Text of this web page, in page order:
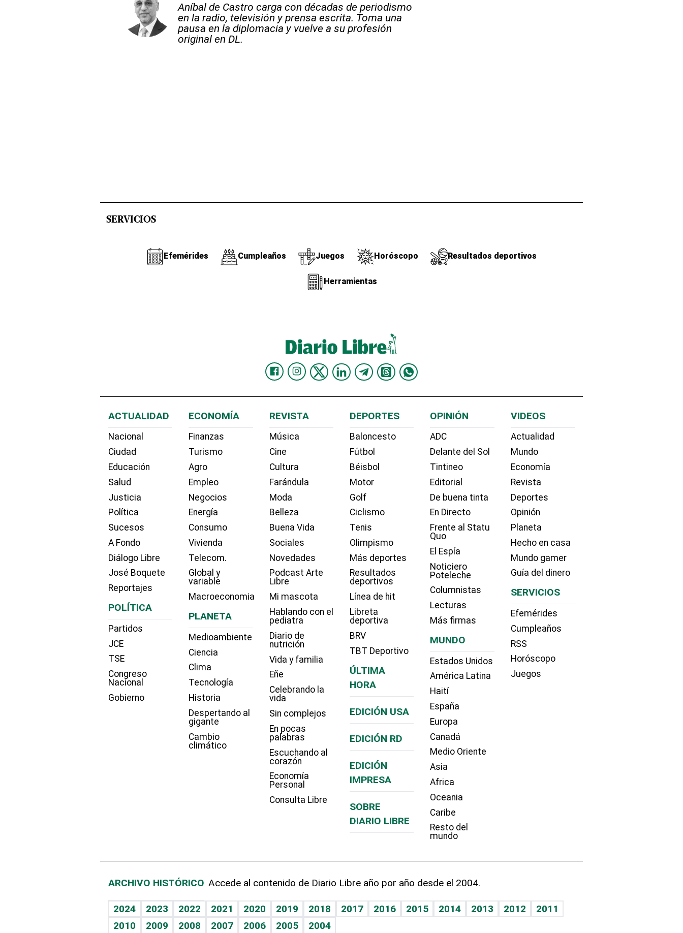
Aníbal de Castro carga con décadas de periodismo
en la radio, televisión y prensa escrita. Toma una
pausa en la diplomacia y vuelve a su profesión
original en DL.
SERVICIOS
Efemérides Cumpleaños Juegos Horóscopo Resultados deportivos
Herramientas
ACTUALIDAD
Nacional
Ciudad
Educación
Salud
Justicia
Política
Sucesos
A Fondo
Diálogo Libre
José Boquete
Reportajes
POLÍTICA
Partidos
JCE
TSE
Congreso
Nacional
Gobierno
ECONOMÍA
Finanzas
Turismo
Agro
Empleo
Negocios
Energía
Consumo
Vivienda
Telecom.
Global y
variable
Macroeconomia
PLANETA
Medioambiente
Ciencia
Clima
Tecnología
Historia
Despertando al
gigante
Cambio
climático
REVISTA
Música
Cine
Cultura
Farándula
Moda
Belleza
Buena Vida
Sociales
Novedades
Podcast Arte
Libre
Mi mascota
Hablando con el
pediatra
Diario de
nutrición
Vida y familia
Eñe
Celebrando la
vida
Sin complejos
En pocas
palabras
Escuchando al
corazón
Economía
Personal
Consulta Libre
DEPORTES
Baloncesto
Fútbol
Béisbol
Motor
Golf
Ciclismo
Tenis
Olimpismo
Más deportes
Resultados
deportivos
Línea de hit
Libreta
deportiva
BRV
TBT Deportivo
ÚLTIMA
HORA
EDICIÓN USA
EDICIÓN RD
EDICIÓN
IMPRESA
SOBRE
DIARIO LIBRE
OPINIÓN
ADC
Delante del Sol
Tintineo
Editorial
De buena tinta
En Directo
Frente al Statu
Quo
El Espía
Noticiero
Poteleche
Columnistas
Lecturas
Más firmas
MUNDO
Estados Unidos
América Latina
Haití
España
Europa
Canadá
Medio Oriente
Asia
Africa
Oceania
Caribe
Resto del
mundo
VIDEOS
Actualidad
Mundo
Economía
Revista
Deportes
Opinión
Planeta
Hecho en casa
Mundo gamer
Guía del dinero
SERVICIOS
Efemérides
Cumpleaños
RSS
Horóscopo
Juegos
ARCHIVO HISTÓRICO Accede al contenido de Diario Libre año por año desde el 2004.
2024 2023 2022 2021 2020 2019 2018 2017 2016 2015 2014 2013 2012
2011
2010
2009 2008 2007 2006 2005 2004